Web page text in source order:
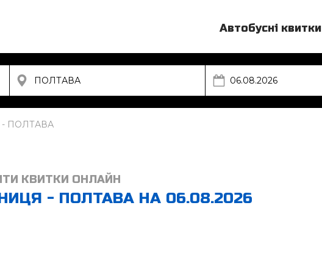
Автобусні квитки
- ПОЛТАВА
КВИТКИ ОНЛАЙН
- ПОЛТАВА НА 06.08.2026